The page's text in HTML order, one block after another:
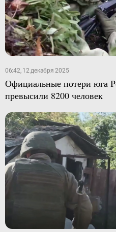
06:42, 12 декабря 2025
Официальные потери юга
превысили 8200 человек